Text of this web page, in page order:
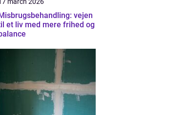
vejen
et liv med mere frihed og